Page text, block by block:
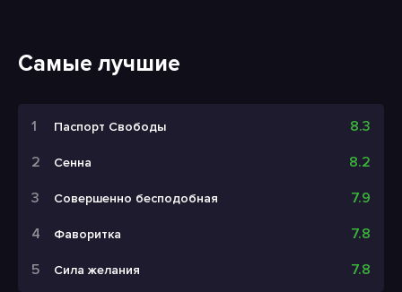
Самые лучшие
Паспорт Свободы 8.3
Сенна 8.2
Совершенно бесподобная 7.9
Фаворитка 7.8
Сила желания 7.8